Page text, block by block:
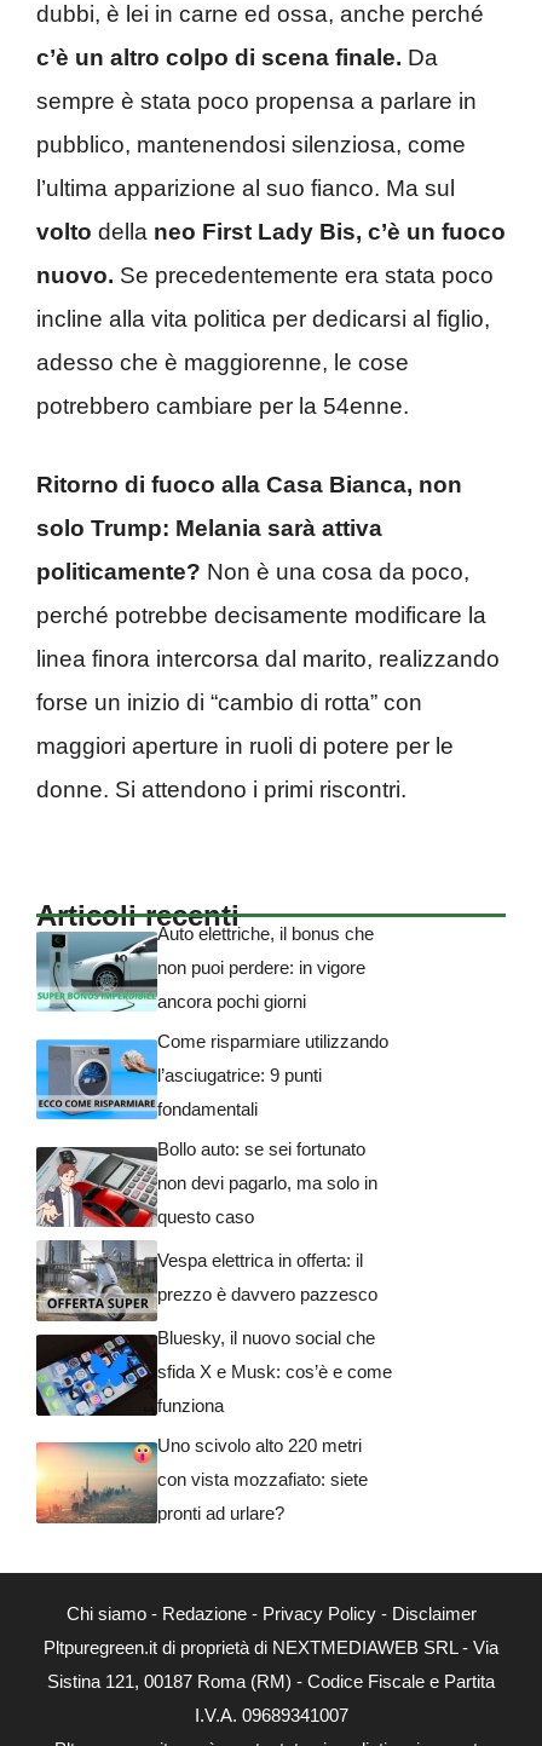
dubbi, è lei in carne ed ossa, anche perché
c’è un altro colpo di scena finale. Da
sempre è stata poco propensa a parlare in
pubblico, mantenendosi silenziosa, come
l’ultima apparizione al suo fianco. Ma sul
volto della neo First Lady Bis, c’è un fuoco
nuovo. Se precedentemente era stata poco
incline alla vita politica per dedicarsi al figlio,
adesso che è maggiorenne, le cose
potrebbero cambiare per la 54enne.
Ritorno di fuoco alla Casa Bianca, non
solo Trump: Melania sarà attiva
politicamente? Non è una cosa da poco,
perché potrebbe decisamente modificare la
linea finora intercorsa dal marito, realizzando
forse un inizio di “cambio di rotta” con
maggiori aperture in ruoli di potere per le
donne. Si attendono i primi riscontri.
Articoli recenti
Auto elettriche, il bonus che
non puoi perdere: in vigore
ancora pochi giorni
Come risparmiare utilizzando
l’asciugatrice: 9 punti
fondamentali
Bollo auto: se sei fortunato
non devi pagarlo, ma solo in
questo caso
Vespa elettrica in offerta: il
prezzo è davvero pazzesco
Bluesky, il nuovo social che
sfida X e Musk: cos’è e come
funziona
Uno scivolo alto 220 metri
con vista mozzafiato: siete
pronti ad urlare?
Chi siamo- Redazione- Privacy Policy- Disclaimer
Pltpuregreen.it di proprietà di NEXTMEDIAWEB SRL - Via
Sistina 121, 00187 Roma (RM) - Codice Fiscale e Partita
I.V.A. 09689341007